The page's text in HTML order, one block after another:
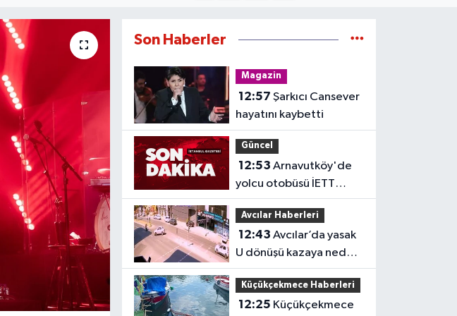
Son Haberler
Magazin
12:57
hayatını kaybetti
Güncel
12:53
yolcu otobüsü İETT
otobüsüne çarptı
Avcılar Haberleri
12:43
U dönüşü kazaya neden
oldu
Küçükçekmece Haberleri
12:25